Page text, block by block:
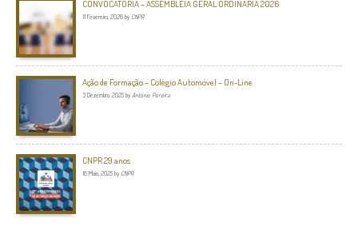
CONVOCATÓRIA – ASSEMBLEIA GERAL ORDINÁRIA 2026
11 Fevereiro, 2026 by CNPR
Ação de Formação – Colégio Automóvel – On-Line
3 Dezembro, 2025 by António Pereira
CNPR 29 anos
16 Maio, 2025 by CNPR